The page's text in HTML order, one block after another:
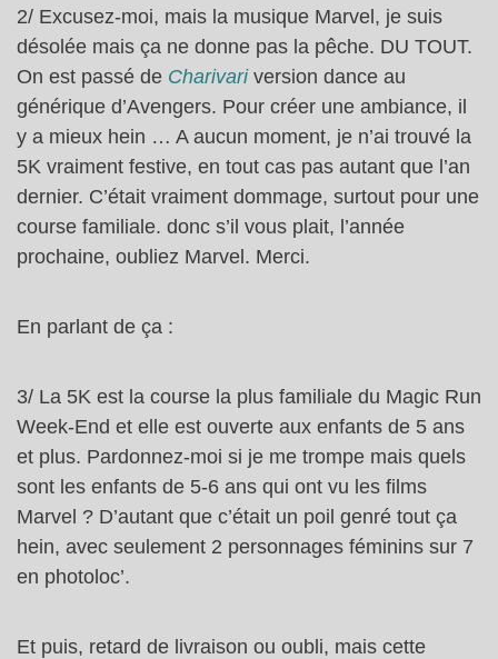
2/ Excusez-moi, mais la musique Marvel, je suis
désolée mais ça ne donne pas la pêche. DU TOUT.
On est passé de Charivariversion dance au
générique d’Avengers. Pour créer une ambiance, il
y a mieux hein … A aucun moment, je n’ai trouvé la
5K vraiment festive, en tout cas pas autant que l’an
dernier. C’était vraiment dommage, surtout pour une
course familiale. donc s’il vous plait, l’année
prochaine, oubliez Marvel. Merci.
En parlant de ça :
3/ La 5K est la course la plus familiale du Magic Run
Week-End et elle est ouverte aux enfants de 5 ans
et plus. Pardonnez-moi si je me trompe mais quels
sont les enfants de 5-6 ans qui ont vu les films
Marvel ? D’autant que c’était un poil genré tout ça
hein, avec seulement 2 personnages féminins sur 7
en photoloc’.
Et puis, retard de livraison ou oubli, mais cette